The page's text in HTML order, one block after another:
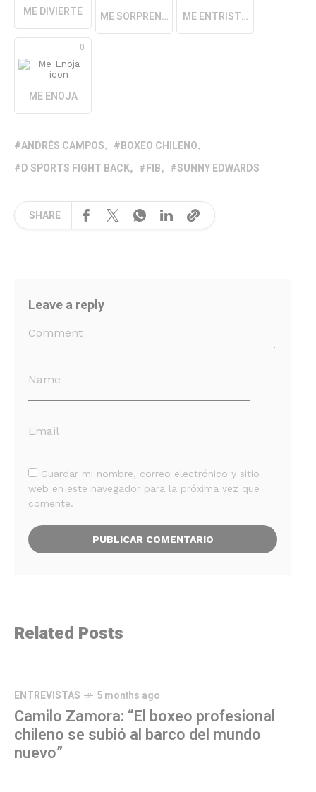
ME DIVIERTE ME SORPRENDE ME ENTRISTECE
0
ME ENOJA
ANDRÉS CAMPOS
BOXEO CHILENO
D SPORTS FIGHT BACK
FIB SUNNY EDWARDS
SHARE
Leave a reply
Guardar mi nombre, correo electrónico y sitio
web en este navegador para la próxima vez que
comente.
Related Posts
ENTREVISTAS 5 months ago
Camilo Zamora: “El boxeo profesional
chileno se subió al barco del mundo
nuevo”